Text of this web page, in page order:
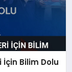
İçin Bilim Dolu